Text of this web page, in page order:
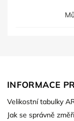
INFORMACE
Velikostní tabulky
Jak se správně